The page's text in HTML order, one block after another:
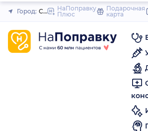
Город: Санкт-Петербург
НаПоправку
Плюс
Подарочная
карта